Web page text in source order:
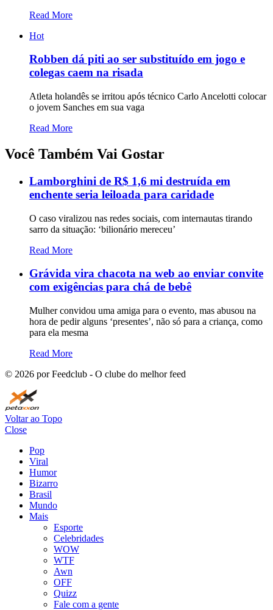
Read More
Hot
Robben dá piti ao ser substituído em jogo e
colegas caem na risada
Atleta holandês se irritou após técnico Carlo Ancelotti colocar
o jovem Sanches em sua vaga
Read More
Você Também Vai Gostar
Lamborghini de R$ 1,6 mi destruída em
enchente seria leiloada para caridade
O caso viralizou nas redes sociais, com internautas tirando
sarro da situação: ‘bilionário mereceu’
Read More
Grávida vira chacota na web ao enviar convite
com exigências para chá de bebê
Mulher convidou uma amiga para o evento, mas abusou na
hora de pedir alguns ‘presentes’, não só para a criança, como
para ela mesma
Read More
© 2026 por Feedclub - O clube do melhor feed
Voltar ao Topo
Close
Pop
Viral
Humor
Bizarro
Brasil
Mundo
Mais
Esporte
Celebridades
WOW
WTF
Awn
OFF
Quizz
Fale com a gente